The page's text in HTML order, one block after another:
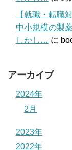
【就職・転職
中小規模の製
しかし… に
アーカイブ
2024年
2月
2023年
2022年